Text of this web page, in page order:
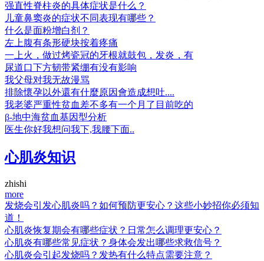
强直性脊柱炎的具体症状是什么？
儿童鼻窦炎的症状不同表现有哪些？
什么是面粉增白剂？
左上腹有条形硬块按着疼痛
一上火，做过烤瓷冠的牙根就鼓包，发炎，有
尿道口下方韧带紧绷有没有影响
我父母对我无故漫骂
排除懷孕以外還有什麼原因會造成想吐....
我老婆严重性贫血差不多有一个月了目前吃的
β-地中海贫血基因型分析
医生你好我想问我下,我腰下面..
心肌炎知识
zhishi
more
发烧会引发心肌炎吗？如何预防更安心？这些小妙招你必须知
道！
心肌炎恢复期会有哪些症状？日常怎么调理更安心？
心肌炎有哪些常见症状？身体会发出哪些求救信号？
心肌炎会引起发烧吗？发热有什么特点需要注意？